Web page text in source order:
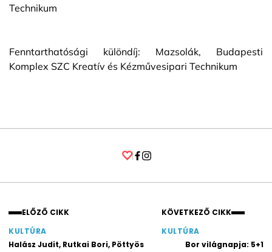
Technikum
Fenntarthatósági különdíj: Mazsolák, Budapesti
Komplex SZC Kreatív és Kézművesipari Technikum
ELŐZŐ CIKK
KULTÚRA
Halász Judit, Rutkai Bori, Pöttyös
KÖVETKEZŐ CIKK
KULTÚRA
Bor világnapja: 5+1